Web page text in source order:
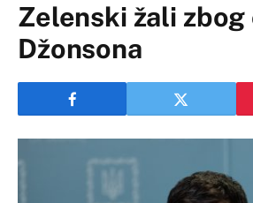
Zelenski žali zbog
Džonsona